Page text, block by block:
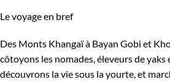
Le voyage en bref
Des Monts Khangaï à Bayan Gobi et
côtoyons les nomades, éleveurs de yaks
découvrons la vie sous la yourte, et